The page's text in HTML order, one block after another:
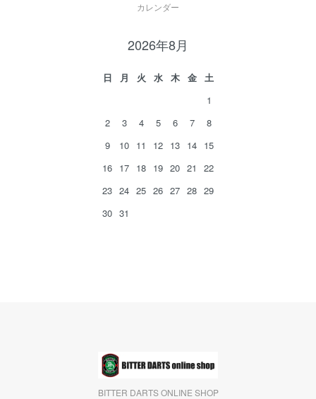
カレンダー
2026年8月
日 月 火 水 木 金
土
1
2
3 4 5 6 7
8
9
10 11 12 13 14 15
16 17 18 19 20 21
22
23 24 25 26 27 28 29
30 31
BITTER DARTS ONLINE SHOP